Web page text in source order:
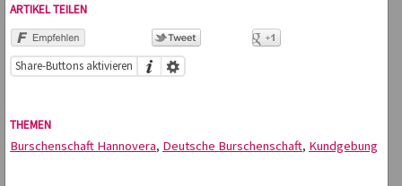
ARTIKEL TEILEN
Share-Buttons aktivieren
THEMEN
Burschenschaft Hannovera, Deutsche Burschenschaft, Kundgebung